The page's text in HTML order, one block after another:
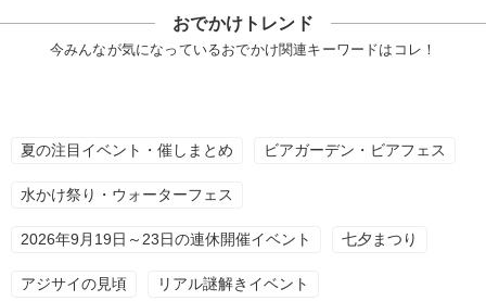
おでかけトレンド
今みんなが気になっているおでかけ関連キーワードはコレ！
夏の注目イベント・催しまとめ ビアガーデン・ビアフェス
水かけ祭り・ウォーターフェス
2026年9月19日～23日の連休開催イベント 七夕まつり
アジサイの見頃 リアル謎解きイベント